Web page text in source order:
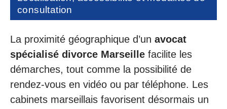
consultation
La proximité géographique d’un avocat
spécialisé divorce Marseille facilite les
démarches, tout comme la possibilité de
rendez-vous en vidéo ou par téléphone. Les
cabinets marseillais favorisent désormais un